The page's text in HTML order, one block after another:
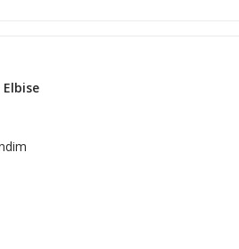
Elbise